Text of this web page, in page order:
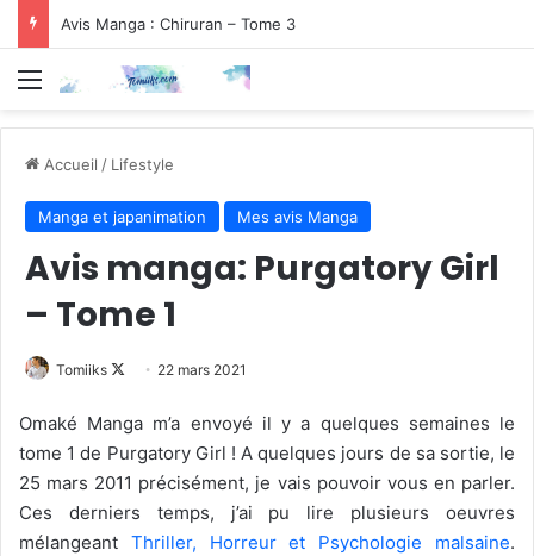
Avis Manga : Chiruran – Tome 3
Menu
Accueil / Lifestyle
Manga et japanimation Mes avis Manga
Avis manga: Purgatory Girl
– Tome 1
Tomiiks
Follow
X
22 mars 2021
Omaké Manga m’a envoyé il y a quelques semaines le
tome 1 de Purgatory Girl ! A quelques jours de sa sortie, le
25 mars 2011 précisément, je vais pouvoir vous en parler.
Ces derniers temps, j’ai pu lire plusieurs oeuvres
mélangeant Thriller, Horreur et Psychologie malsaine.